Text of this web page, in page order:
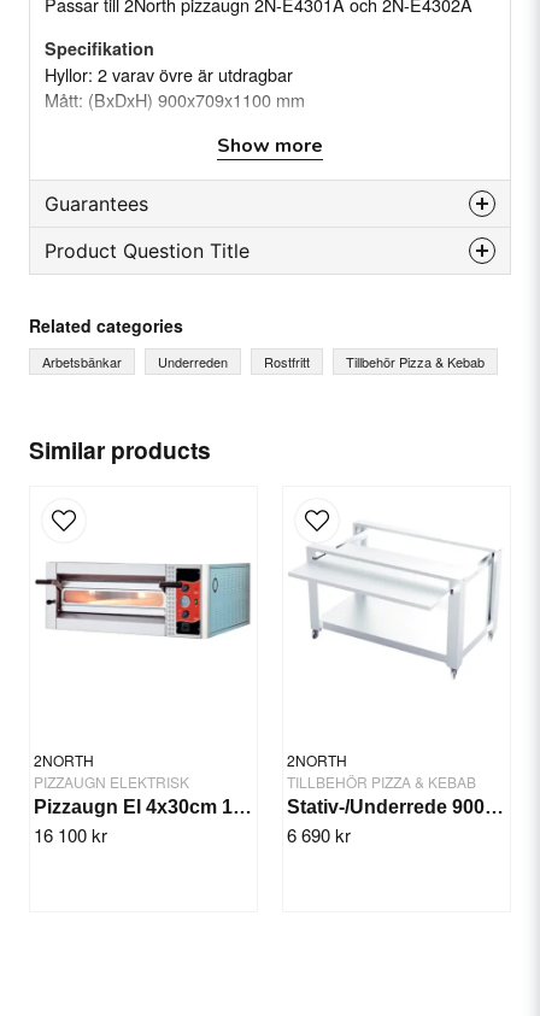
Similar products
2NORTH
PIZZAUGN ELEKTRISK
Pizzaugn El 4x30cm 1-däck Analog
16 100 kr
2NORTH
TILLBEHÖR PIZZA & KEBAB
Stativ-/Underrede 900x709x900mm 2 hyllor
6 690 kr
Specifikation
Hyllor: 2 varav övre är utdragbar
Mått: (BxDxH) 900x709x1100 mm
Show more
Guarantees
Reservdelsgaranti
Product Question Title
Ask us something about this product...
Name
email
Email
Yes, you can publish my question.
Related categories
Arbetsbänkar Underreden Rostfritt Tillbehör Pizza & Kebab